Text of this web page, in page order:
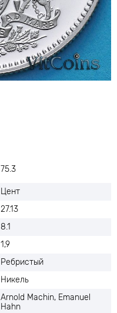
75.3
Цент
27.13
8.1
1,9
Ребристый
Никель
Arnold Machin, Emanuel
Hahn